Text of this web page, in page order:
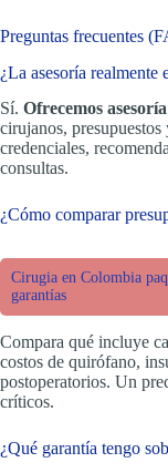
Preguntas frecuentes
¿La asesoría realmente
Sí. Ofrecemos
cirujanos,
credenciales,
consultas.
¿Cómo comparar
Cirugia en Colombia
garantías
Compara qué incluye
costos de quirófano,
postoperatorios. Un
críticos.
¿Qué garantía tengo